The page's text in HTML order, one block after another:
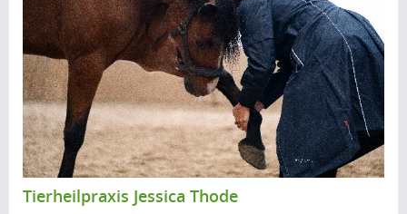
Tierheilpraxis Jessica Thode
i
o
u
s